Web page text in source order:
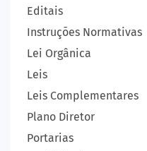
Editais
Instruções Normativas
Lei Orgânica
Leis
Leis Complementares
Plano Diretor
Portarias